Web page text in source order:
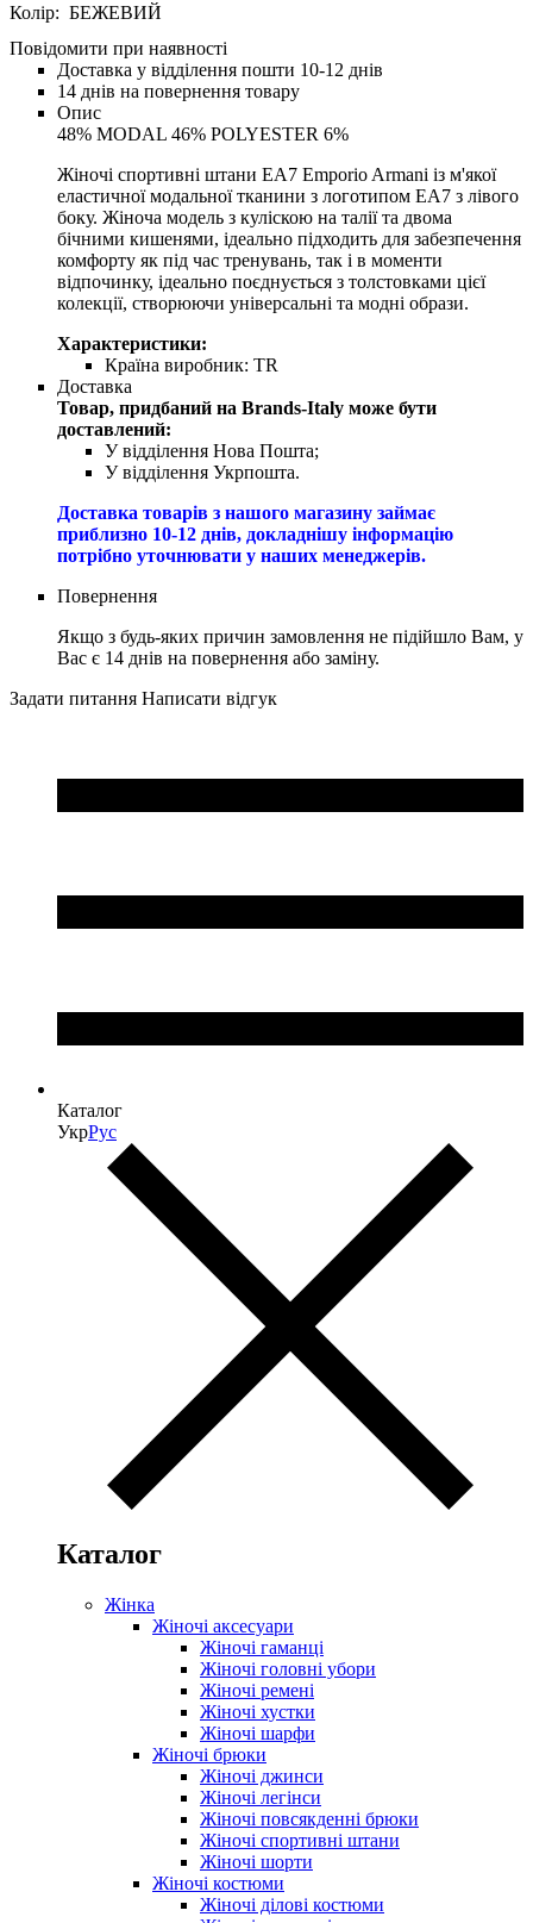
Колір: БЕЖЕВИЙ
Повідомити при наявності
Доставка у відділення пошти 10-12 днів
14 днів на повернення товару
Опис
48% MODAL 46% POLYESTER 6%
Жіночі спортивні штани EA7 Emporio Armani із м'якої
еластичної модальної тканини з логотипом EA7 з лівого
боку. Жіноча модель з куліскою на талії та двома
бічними кишенями, ідеально підходить для забезпечення
комфорту як під час тренувань, так і в моменти
відпочинку, ідеально поєднується з толстовками цієї
колекції, створюючи універсальні та модні образи.
Характеристики:
Країна виробник: TR
Доставка
Товар, придбаний на Brands-Italy може бути
доставлений:
У відділення Нова Пошта;
У відділення Укрпошта.
Доставка товарів з нашого магазину займає
приблизно 10-12 днів, докладнішу інформацію
потрібно уточнювати у наших менеджерів.
Повернення
Якщо з будь-яких причин замовлення не підійшло Вам, у
Вас є 14 днів на повернення або заміну.
Задати питання Написати відгук
Каталог
УкрРус
Каталог
Жінка
Жіночі аксесуари
Жіночі гаманці
Жіночі головні убори
Жіночі ремені
Жіночі хустки
Жіночі шарфи
Жіночі брюки
Жіночі джинси
Жіночі легінси
Жіночі повсякденні брюки
Жіночі спортивні штани
Жіночі шорти
Жіночі костюми
Жіночі ділові костюми